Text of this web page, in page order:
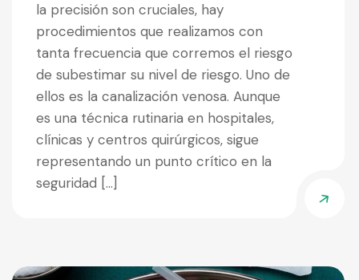
la precisión son cruciales, hay
procedimientos que realizamos con
tanta frecuencia que corremos el riesgo
de subestimar su nivel de riesgo. Uno de
ellos es la canalización venosa. Aunque
es una técnica rutinaria en hospitales,
clínicas y centros quirúrgicos, sigue
representando un punto crítico en la
seguridad […]